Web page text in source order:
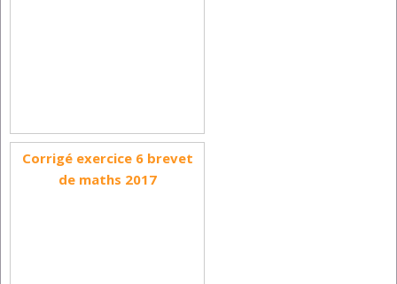
Corrigé exercice 6 brevet
de maths 2017